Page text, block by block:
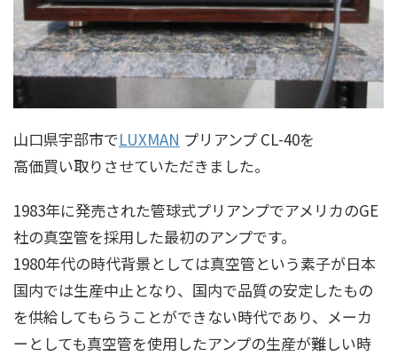
山口県宇部市でLUXMAN プリアンプ CL-40を
高価買い取りさせていただきました。
1983年に発売された管球式プリアンプでアメリカのGE
社の真空管を採用した最初のアンプです。
1980年代の時代背景としては真空管という素子が日本
国内では生産中止となり、国内で品質の安定したもの
を供給してもらうことができない時代であり、メーカ
ーとしても真空管を使用したアンプの生産が難しい時